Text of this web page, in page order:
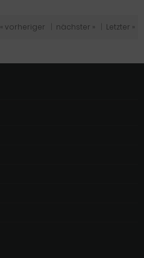
« vorheriger nächster » Letzter »